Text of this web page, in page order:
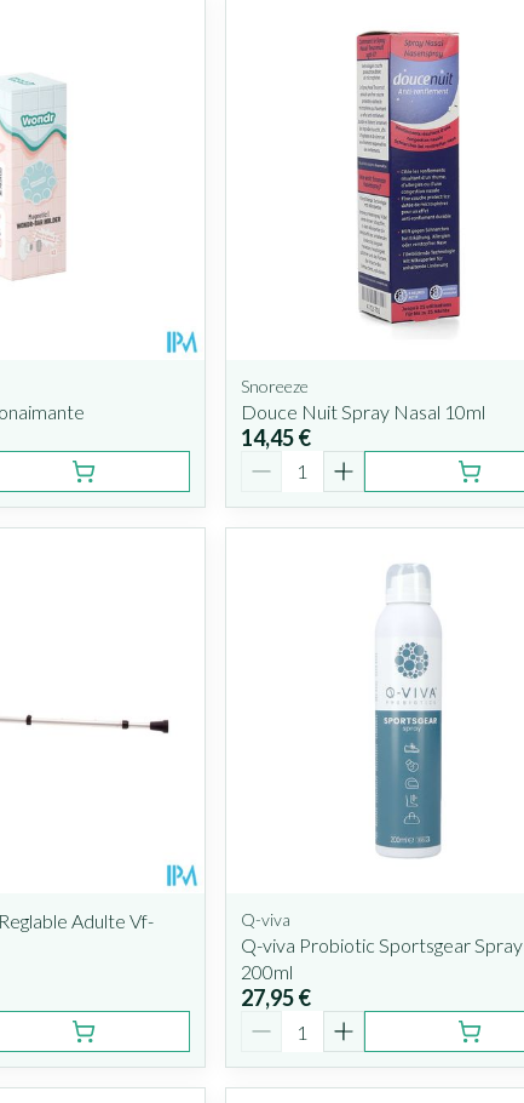
et maximales du prix.
Snoreeze
Douce Nuit Spray Nasal 10ml
14,45 €
Quantité
Adulte Vf-
Q-viva
Q-viva Probiotic Sportsgear Spray
200ml
27,95 €
Quantité